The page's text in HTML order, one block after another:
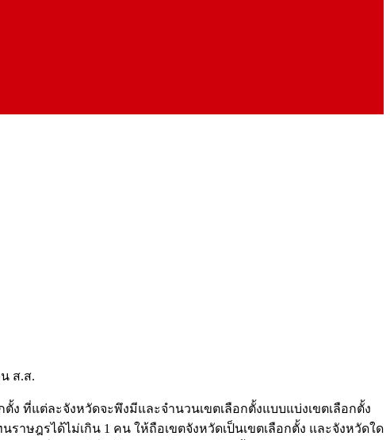
ส.ส.
ที่แต่ละจังหวัดจะพึงมีและจำนวนเขตเลือกตั้งแบบแบ่งเขตเลือกตั้ง
ษฎรได้ไม่เกิน 1 คน ให้ถือเขตจังหวัดเป็นเขตเลือกตั้ง และจังหวัดใด